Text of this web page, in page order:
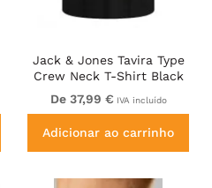
Jack & Jones Tavira Type
Crew Neck T-Shirt Black
De 37,99 € IVA incluído
Adicionar ao carrinho